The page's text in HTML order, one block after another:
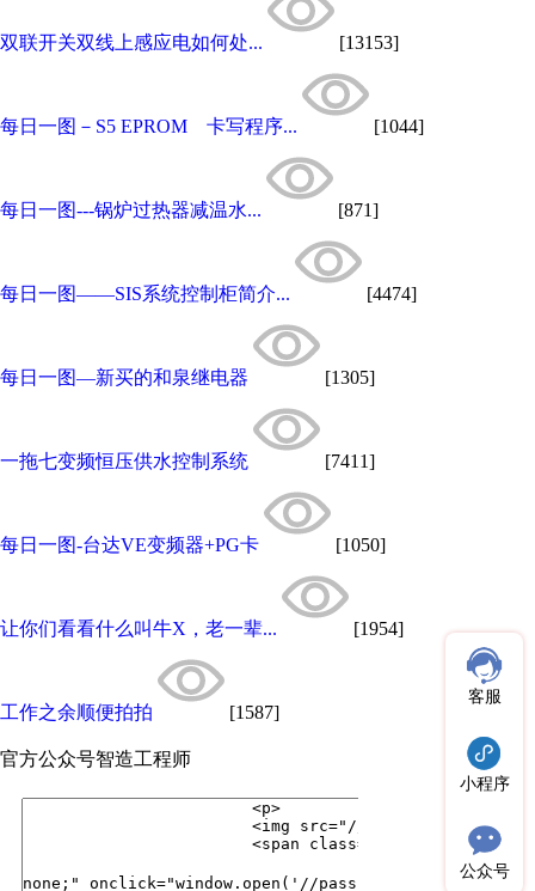
双联开关双线上感应电如何处... [13153]
每日一图－S5 EPROM 卡写程序... [1044]
每日一图---锅炉过热器减温水... [871]
每日一图——SIS系统控制柜简介... [4474]
每日一图—新买的和泉继电器 [1305]
一拖七变频恒压供水控制系统 [7411]
每日一图-台达VE变频器+PG卡 [1050]
让你们看看什么叫牛X，老一辈... [1954]
工作之余顺便拍拍 [1587]
官方公众号智造工程师
客服
小程序
公众号